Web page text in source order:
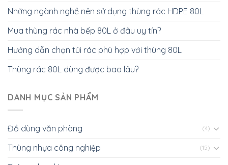
Những ngành nghề nên sử dụng thùng rác HDPE 80L
Mua thùng rác nhà bếp 80L ở đâu uy tín?
Hướng dẫn chọn túi rác phù hợp với thùng 80L
Thùng rác 80L dùng được bao lâu?
DANH MỤC SẢN PHẨM
Đồ dùng văn phòng (4)
Thùng nhựa công nghiệp (15)